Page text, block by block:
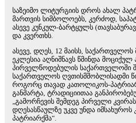
საზეიმო ლიტურგიის დროს ახალ
მართვის სიმბოლოებს, კერძოდ,
ასევე კუნკულ-ბარტყულს
და კვერთხს.
ასევე, დღეს, 12 მაისს,
ეკლესია აღნიშნავს წმინდა მოციქულ
პირველწოდებულის საქართველოში
საქართველოს ღვთისმშობლისადმი
როგორც თავად კათოლიკოს-
განმარტა, ტრადიციითაა
„გამორჩევის შემდეგ პირველი
დღესასწაულზე უკვე უნდა
პატრიარქმა“.